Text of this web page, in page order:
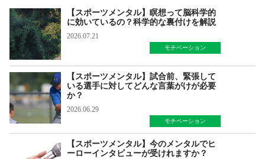
【スポーツメンタル】瞑想って脳科学的
に効いているの？科学的な裏付けを解説
2026.07.21
モチベーション
【スポーツメンタル】試合前、緊張して
いる選手に対してどんな言葉がけが必要
か？
2026.06.29
モチベーション
【スポーツメンタル】今のメンタルでヒ
ーローインタビューが受けれますか？